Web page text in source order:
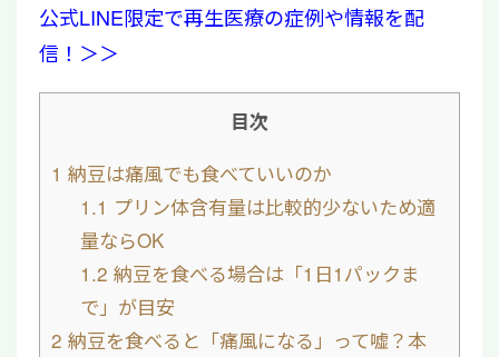
公式LINE限定で再生医療の症例や情報を配
信！＞＞
目次
1 納豆は痛風でも食べていいのか
1.1 プリン体含有量は比較的少ないため適
量ならOK
1.2 納豆を食べる場合は「1日1パックま
で」が目安
2 納豆を食べると「痛風になる」って嘘？本